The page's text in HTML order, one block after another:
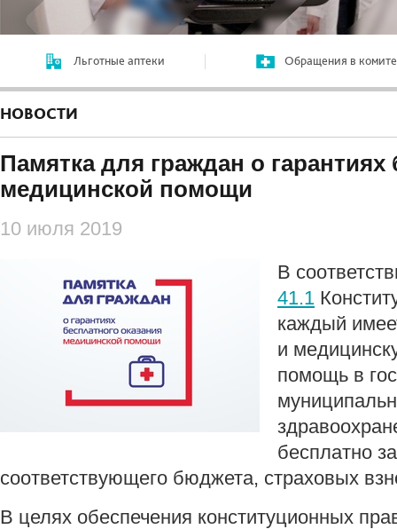
Льготные аптеки Обращения в
НОВОСТИ
Памятка для граждан о гарантиях
медицинской помощи
10 июля 2019
В
41.1
каждый
и
помощь в
бесплатно
соответствующего бюджета, страховых
В целях обеспечения конституционных